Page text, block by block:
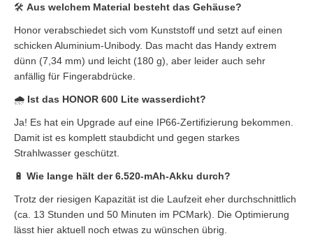
🛠️ Aus welchem Material besteht das Gehäuse?
Honor verabschiedet sich vom Kunststoff und setzt auf einen
schicken Aluminium-Unibody. Das macht das Handy extrem
dünn (7,34 mm) und leicht (180 g), aber leider auch sehr
anfällig für Fingerabdrücke.
🌧️ Ist das HONOR 600 Lite wasserdicht?
Ja! Es hat ein Upgrade auf eine IP66-Zertifizierung bekommen.
Damit ist es komplett staubdicht und gegen starkes
Strahlwasser geschützt.
🔋 Wie lange hält der 6.520-mAh-Akku durch?
Trotz der riesigen Kapazität ist die Laufzeit eher durchschnittlich
(ca. 13 Stunden und 50 Minuten im PCMark). Die Optimierung
lässt hier aktuell noch etwas zu wünschen übrig.